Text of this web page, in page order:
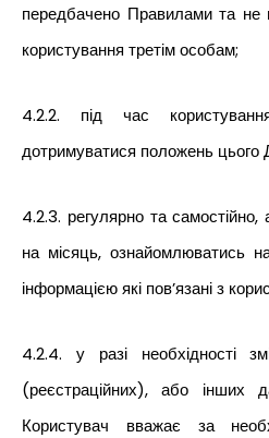
передбачено Правилами та не
користування третім особам;
4.2.2. під час
дотримуватися положень цього
4.2.3. регулярно та
на місяць, ознайомлюватись
інформацією які пов’язані з
4.2.4. у разі необхідності
(реєстраційних), або інших
Користувач вважає за